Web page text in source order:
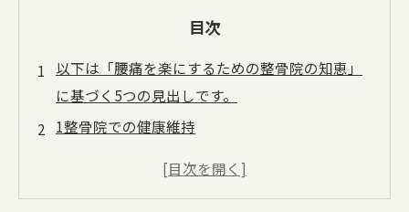
目次
以下は「腰痛を楽にするための整骨院の知恵」
に基づく5つの見出しです。
1整骨院での健康維持
2 整骨院で心身の健康を取り戻す